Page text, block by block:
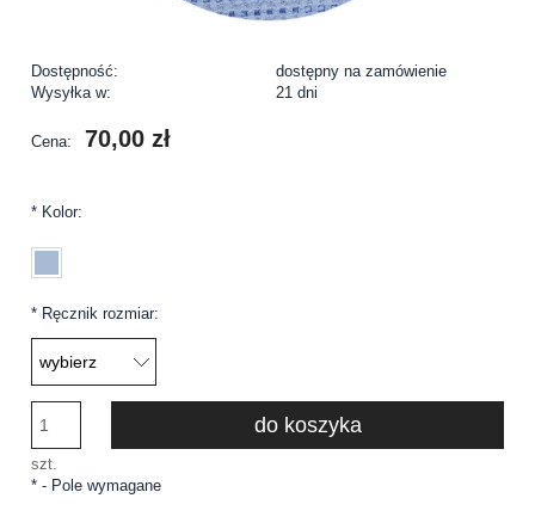
Dostępność:
dostępny na zamówienie
Wysyłka w:
21 dni
Cena: 70,00 zł
* Kolor:
* Ręcznik rozmiar:
szt.
do koszyka
* - Pole wymagane